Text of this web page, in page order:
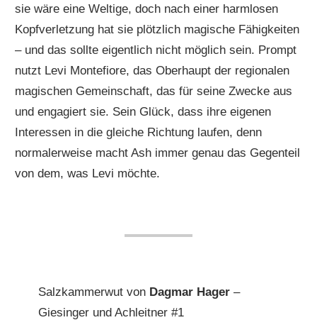
sie wäre eine Weltige, doch nach einer harmlosen
Kopfverletzung hat sie plötzlich magische Fähigkeiten
– und das sollte eigentlich nicht möglich sein. Prompt
nutzt Levi Montefiore, das Oberhaupt der regionalen
magischen Gemeinschaft, das für seine Zwecke aus
und engagiert sie. Sein Glück, dass ihre eigenen
Interessen in die gleiche Richtung laufen, denn
normalerweise macht Ash immer genau das Gegenteil
von dem, was Levi möchte.
Salzkammerwut von Dagmar Hager–
Giesinger und Achleitner #1